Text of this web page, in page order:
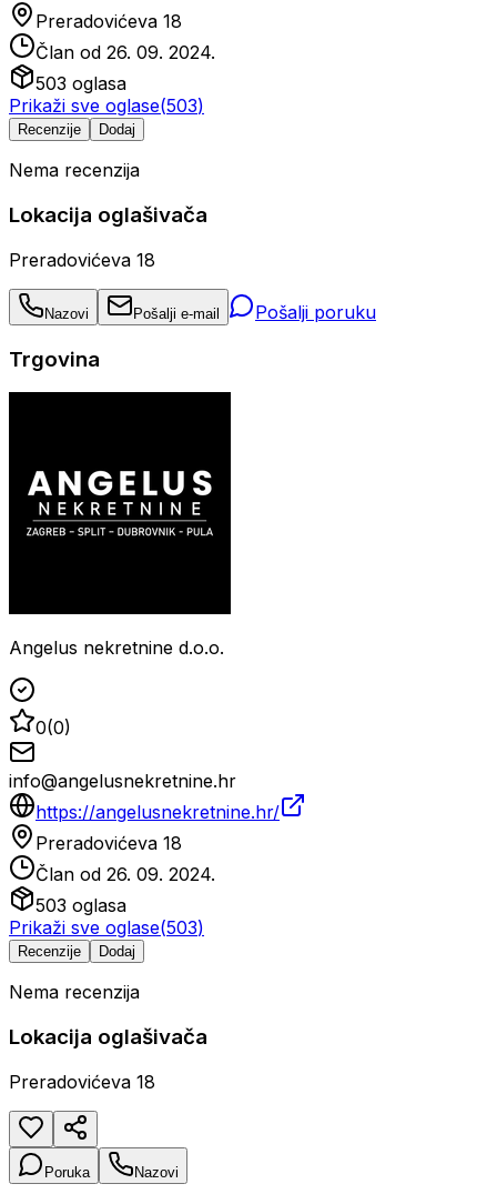
Preradovićeva 18
Član od 26. 09. 2024.
503 oglasa
Prikaži sve oglase(503)
Recenzije Dodaj
Nema recenzija
Lokacija oglašivača
Preradovićeva 18
Nazovi Pošalji e-mail Pošalji poruku
Trgovina
Angelus nekretnine d.o.o.
0(0)
info@angelusnekretnine.hr
https://angelusnekretnine.hr/
Preradovićeva 18
Član od 26. 09. 2024.
503 oglasa
Prikaži sve oglase(503)
Recenzije Dodaj
Nema recenzija
Lokacija oglašivača
Preradovićeva 18
Poruka Nazovi